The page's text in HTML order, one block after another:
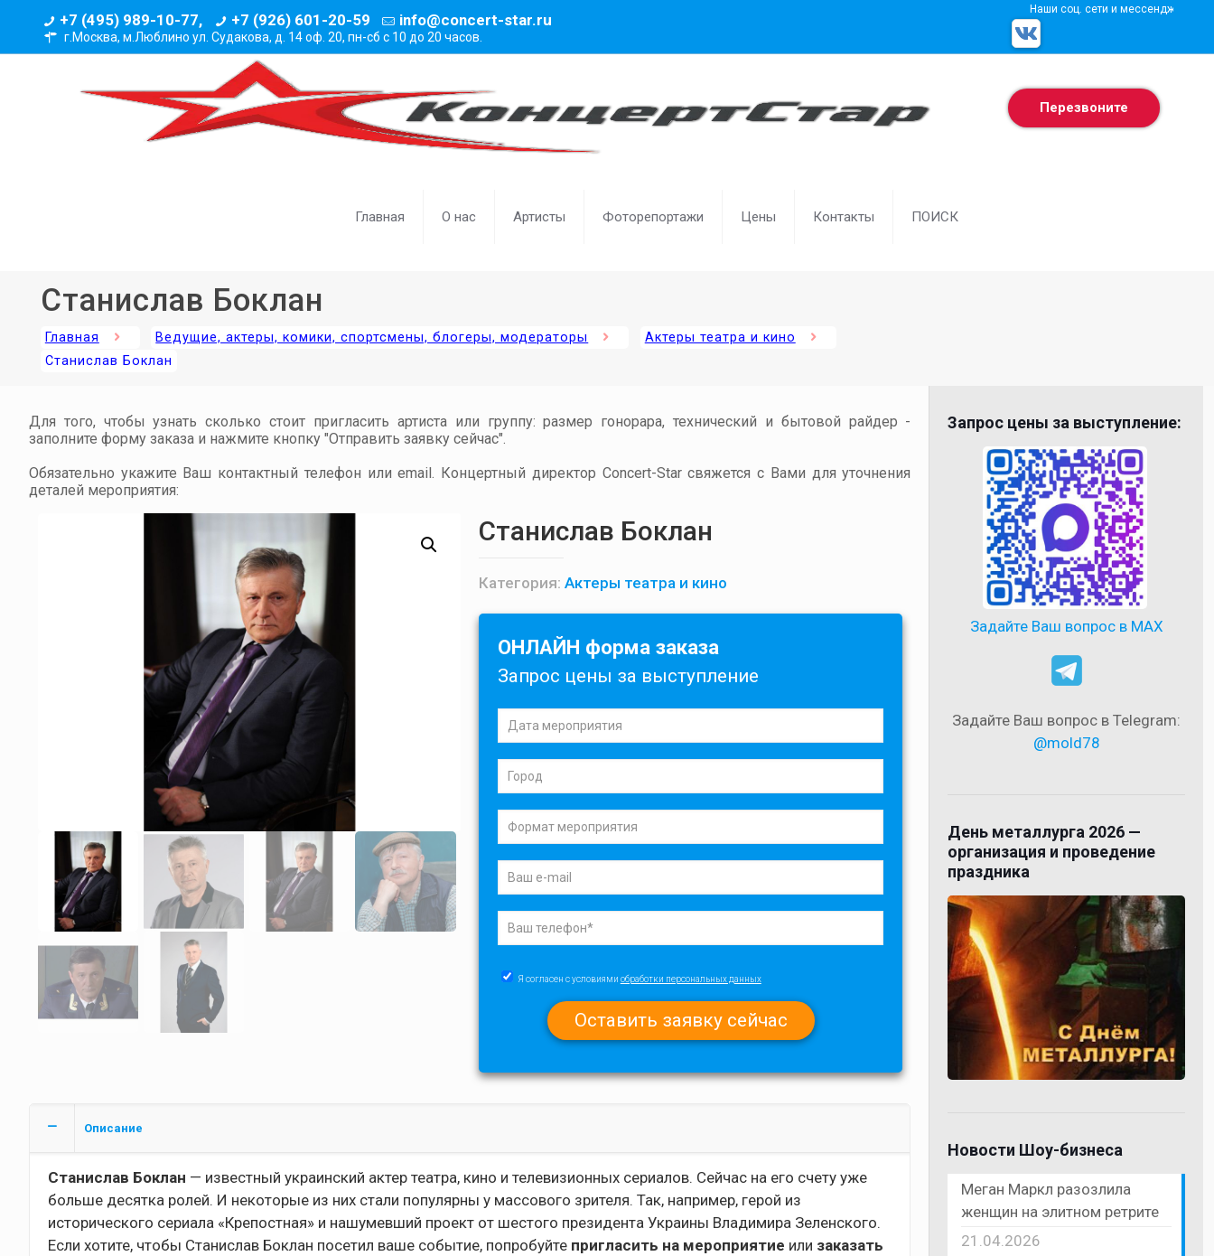
+7 (495) 989-10-77, +7 (926) 601-20-59 info@concert-star.ru
г.Москва, м.Люблино ул. Судакова, д. 14 оф. 20, пн-сб с 10 до 20 часов.
Наши соц. сети и мессенджеры
Главная О нас Артисты Фоторепортажи Цены Контакты ПОИСК
Перезвоните
Станислав Боклан
Главная Ведущие, актеры, комики, спортсмены, блогеры, модераторы
Актеры театра и кино
Станислав Боклан
Для того, чтобы узнать сколько стоит пригласить артиста или группу: размер гонорара, технический и бытовой райдер -
заполните форму заказа и нажмите кнопку "Отправить заявку сейчас".
Обязательно укажите Ваш контактный телефон или email. Концертный директор Concert-Star свяжется с Вами для уточнения
деталей мероприятия:
Станислав Боклан
Категория: Актеры театра и кино
ОНЛАЙН форма заказа
Запрос цены за выступление
Я согласен с условиями обработки персональных данных
Описание
Станислав Боклан — известный украинский актер театра, кино и телевизионных сериалов. Сейчас на его счету уже
больше десятка ролей. И некоторые из них стали популярны у массового зрителя. Так, например, герой из
исторического сериала «Крепостная» и нашумевший проект от шестого президента Украины Владимира Зеленского.
Если хотите, чтобы Станислав Боклан посетил ваше событие, попробуйте пригласить на мероприятие или заказать
Запрос цены за выступление:
Задайте Ваш вопрос в MAX
Задайте Ваш вопрос в Telegram:
@mold78
День металлурга 2026 —
организация и проведение
праздника
Новости Шоу-бизнеса
Меган Маркл разозлила
женщин на элитном ретрите
21.04.2026